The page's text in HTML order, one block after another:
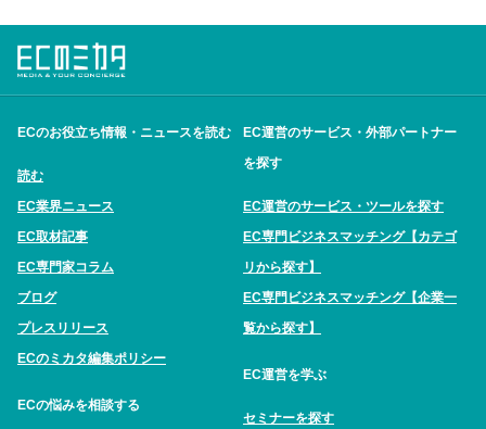
ECのお役立ち情報・ニュースを読む
読む
EC業界ニュース
EC取材記事
EC専門家コラム
ブログ
プレスリリース
ECのミカタ編集ポリシー
ECの悩みを相談する
EC運営のサービス・外部パートナー
を探す
EC運営のサービス・ツールを探す
EC専門ビジネスマッチング【カテゴ
リから探す】
EC専門ビジネスマッチング【企業一
覧から探す】
EC運営を学ぶ
セミナーを探す